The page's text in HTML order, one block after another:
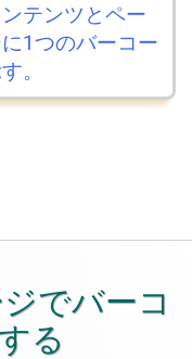
テンツとペー
1つのバーコー
。
でバーコ
る